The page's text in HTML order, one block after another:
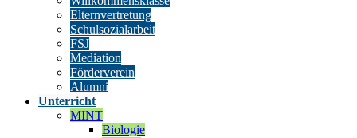
Elternvertretung
Schulsozialarbeit
FSJ
Mediation
Förderverein
Alumni
Unterricht
MINT
Biologie